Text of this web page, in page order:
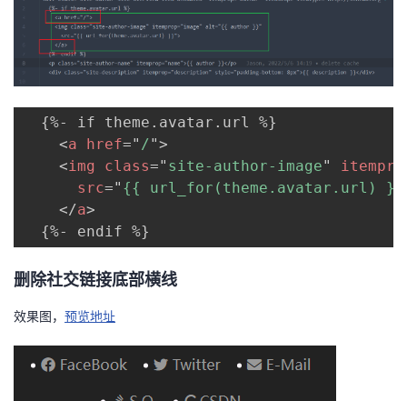
  {%- if theme.avatar.url %}
<a href=" /">
<img class=" site-author-image"
src=" {{ url_for(theme.avatar.url) }}
</a>
删除社交链接底部横线
效果图， 预览地址